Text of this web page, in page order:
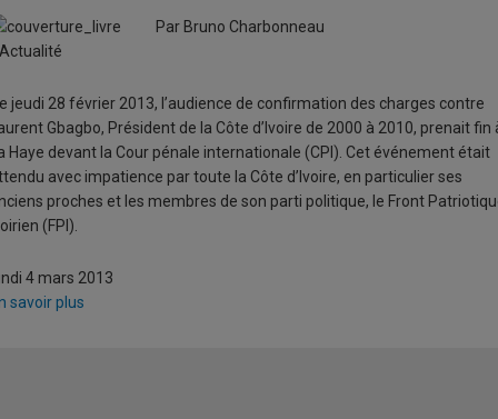
Par Bruno Charbonneau
jeudi 28 février 2013, l’audience de confirmation des charges contre
Gbagbo, Président de la Côte d’Ivoire de 2000 à 2010, prenait fin
Haye devant la Cour pénale internationale (CPI). Cet événement était
avec impatience par toute la Côte d’Ivoire, en particulier ses
proches et les membres de son parti politique, le Front
(FPI).
4 mars 2013
savoir plus